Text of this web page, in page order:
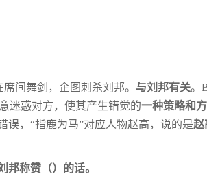
间舞剑，企图刺 杀刘邦。 与刘邦有关。
迷惑对方，使其产生错觉的一种策略和方
误，“指鹿为马”对应人物赵高，说的是赵
邦称赞（）的话。